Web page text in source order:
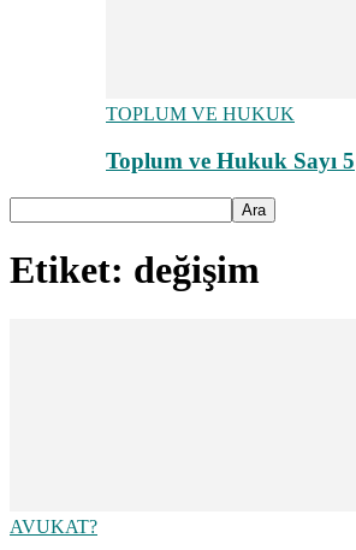
TOPLUM VE HUKUK
Toplum ve Hukuk Sayı 5
Etiket: değişim
AVUKAT?